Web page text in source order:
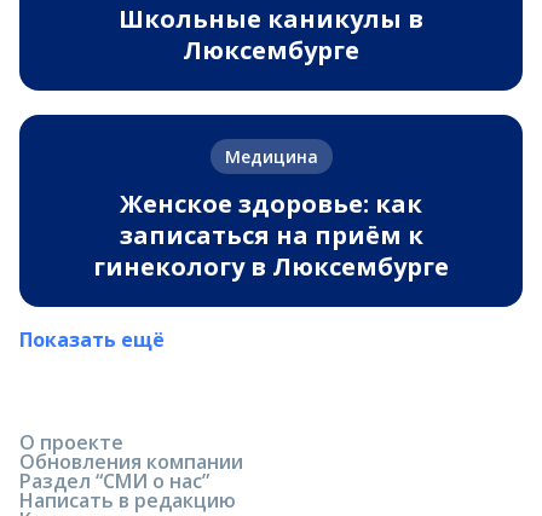
Школьные каникулы в
Люксембурге
Медицина
Женское здоровье: как
записаться на приём к
гинекологу в Люксембурге
Показать ещё
О проекте
Обновления компании
Раздел “СМИ о нас”
Написать в редакцию